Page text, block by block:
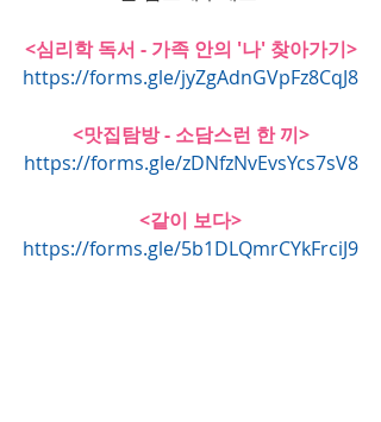
<심리학 독서 - 가족 안의 '나' 찾아가기>
https://forms.gle/jyZgAdnGVpFz8CqJ8
<맛집탐방 - 소담스런 한 끼>
https://forms.gle/zDNfzNvEvsYcs7sV8
<같이 보다>
https://forms.gle/5b1DLQmrCYkFrciJ9